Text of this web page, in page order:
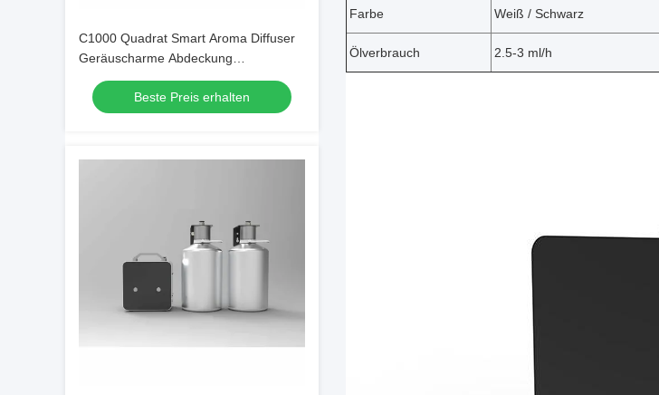
C1000 Quadrat Smart Aroma Diffuser
Geräuscharme Abdeckung
Großflächenluftfrischer
Beste Preis erhalten
Farbe Weiß / Schwarz
Ölverbrauch 2.5-3 ml/h